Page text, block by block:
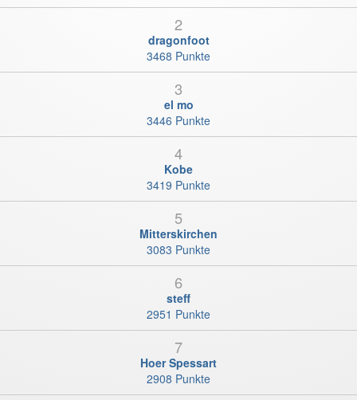
2
dragonfoot
3468 Punkte
3
el mo
3446 Punkte
4
Kobe
3419 Punkte
5
Mitterskirchen
3083 Punkte
6
steff
2951 Punkte
7
Hoer Spessart
2908 Punkte